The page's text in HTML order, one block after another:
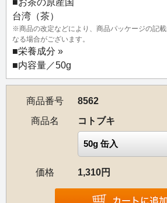
■お茶の原産国
台湾（茶）
※商品の改定などにより、商品パッケージの記
なる場合がございます。
■栄養成分 »
■内容量／50g
商品番号
8562
商品名
コトブキ
価格 1,310円